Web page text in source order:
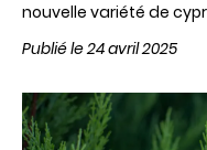
nouvelle variété de
Publié le 24 avril 2025